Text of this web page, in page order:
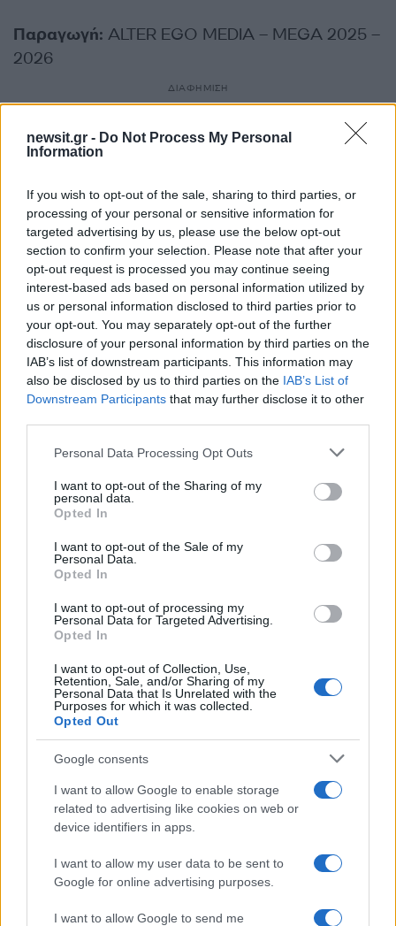
newsit.gr - Do Not Process My Personal
Information
If you wish to opt-out of the sale, sharing to third parties, or
processing of your personal or sensitive information for
targeted advertising by us, please use the below opt-out
section to confirm your selection. Please note that after your
opt-out request is processed you may continue seeing
interest-based ads based on personal information utilized by
us or personal information disclosed to third parties prior to
your opt-out. You may separately opt-out of the further
disclosure of your personal information by third parties on the
IAB’s list of downstream participants. This information may
also be disclosed by us to third parties on the IAB’s List of
Downstream Participants that may further disclose it to other
Please note that this website/app uses one or more Google
not limited to your visit or usage behaviour. You may click to
grant or deny consent to Google and its third-party tags to
use your data for below specified purposes in below Google
consent section.
Personal Data Processing Opt Outs
I want to opt-out of the Sharing of my
personal data.
Opted In
I want to opt-out of the Sale of my
Personal Data.
Opted In
I want to opt-out of processing my
Personal Data for Targeted Advertising.
Opted In
I want to opt-out of Collection, Use,
Retention, Sale, and/or Sharing of my
Personal Data that Is Unrelated with the
Purposes for which it was collected.
Opted Out
Google consents
I want to allow Google to enable storage
related to advertising like cookies on web or
device identifiers in apps.
I want to allow my user data to be sent to
Google for online advertising purposes.
I want to allow Google to send me
Παραγωγή: ALTER EGO MEDIA – MEGA 2025 –
2026
ΔΙΑΦΗΜΙΣΗ
Σχόλια
Σχολίασε εδώ
50 /50
Αν τα χάσατε
Τραγωδία στην Πάρο:
4χρονος βρέθηκε νεκρός
σε πισίνα
Πώς η
διέσωσε ανθρώπινες
– Πάνω από 250
απομακρύνθηκαν